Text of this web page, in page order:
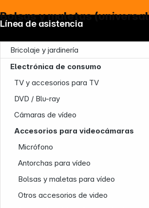
Bolsas y maletas
Bricolaje y jardinería
Electrónica de consumo
TV y accesorios para TV
DVD / Blu-ray
Cámaras de vídeo
Accesorios para videocámaras
Micrófono
Antorchas para vídeo
Bolsas y maletas para vídeo
Otros accesorios de video
Línea de asistencia